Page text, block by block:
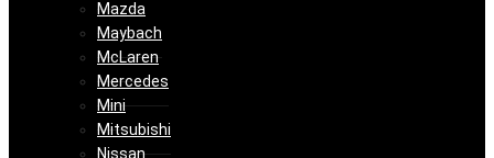
Mazda
Maybach
McLaren
Mercedes
Mini
Mitsubishi
Nissan